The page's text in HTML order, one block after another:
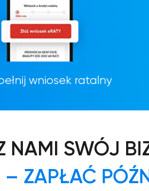
wniosek ratalny
NAMI SWÓJ
– ZAPŁAĆ